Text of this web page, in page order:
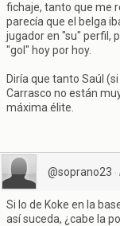
fichaje, tanto que me
parecía que el belga
jugador en "su" perfil,
"gol" hoy por hoy.
Diría que tanto Saúl
Carrasco no están
máxima élite.
@soprano23 ·
Si lo de Koke en la
así suceda, ¿cabe la